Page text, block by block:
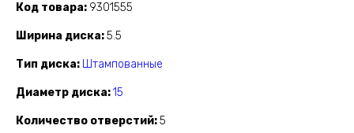
Код товара 9301555
Ширина диска 5.5
Тип диска Штампованные
Диаметр диска 15
Количество отверстий 5